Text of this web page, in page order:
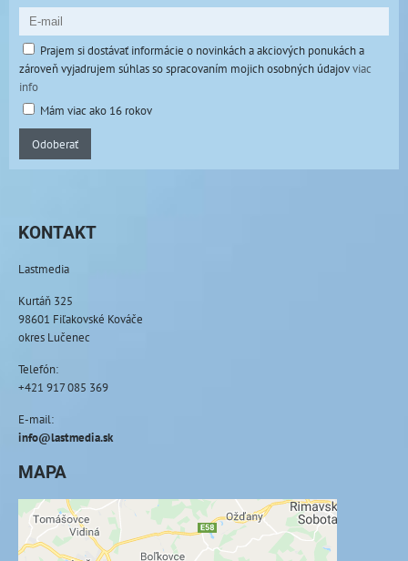
Prajem si dostávať informácie o novinkách a akciových ponukách a
zároveň vyjadrujem súhlas so spracovaním mojich osobných údajovviac
info
Mám viac ako 16 rokov
Odoberať
KONTAKT
Lastmedia
Kurtáň 325
98601 Fiľakovské Kováče
okres Lučenec
Telefón:
+421 917 085 369
E-mail:
info@lastmedia.sk
MAPA
Externý obsah je blokovaný Voľbami